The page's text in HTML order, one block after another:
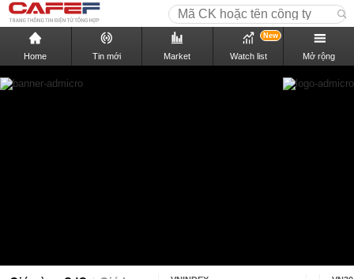
Home Tin mới Market Watch list
New
Mở rộng